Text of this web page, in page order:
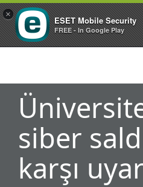
siber
karşı
×
ESET Mobile Security
FREE - In Google Play